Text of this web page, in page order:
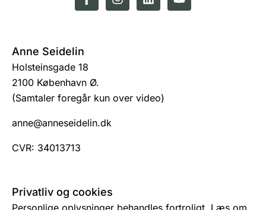
Anne Seidelin
Holsteinsgade 18
2100 København Ø.
(Samtaler foregår kun over video)
anne@anneseidelin.dk
CVR: 34013713
Privatliv og cookies